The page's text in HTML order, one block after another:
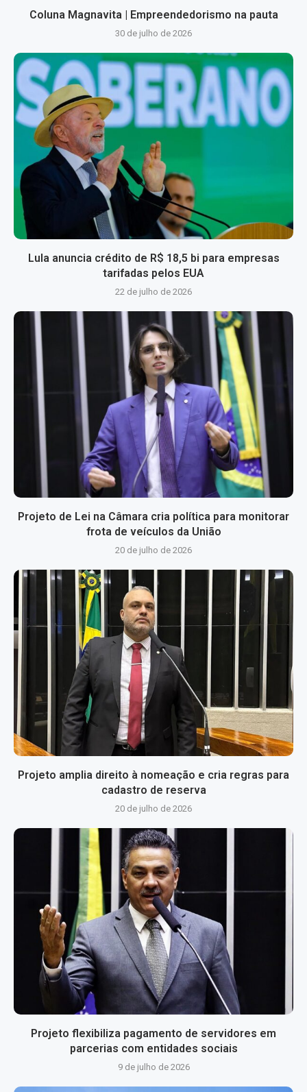
Coluna Magnavita | Empreendedorismo na pauta
30 de julho de 2026
Lula anuncia crédito de R$ 18,5 bi para empresas
tarifadas pelos EUA
22 de julho de 2026
Projeto de Lei na Câmara cria política para monitorar
frota de veículos da União
20 de julho de 2026
Projeto amplia direito à nomeação e cria regras para
cadastro de reserva
20 de julho de 2026
Projeto flexibiliza pagamento de servidores em
parcerias com entidades sociais
9 de julho de 2026